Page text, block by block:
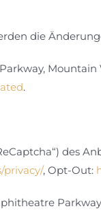
die
.
des
privacy/, Opt-Out: